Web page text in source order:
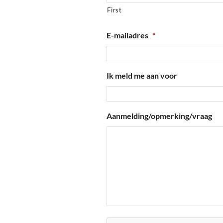
First
E-mailadres *
Ik meld me aan voor
Aanmelding/opmerking/vraag